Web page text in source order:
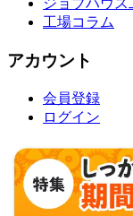
ジョブハウス
工場コラム
アカウント
会員登録
ログイン